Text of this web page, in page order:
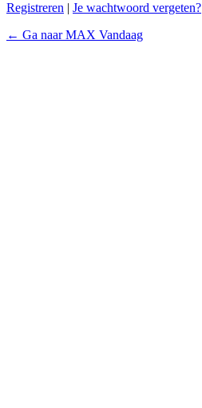
Registreren | Je wachtwoord vergeten?
← Ga naar MAX Vandaag